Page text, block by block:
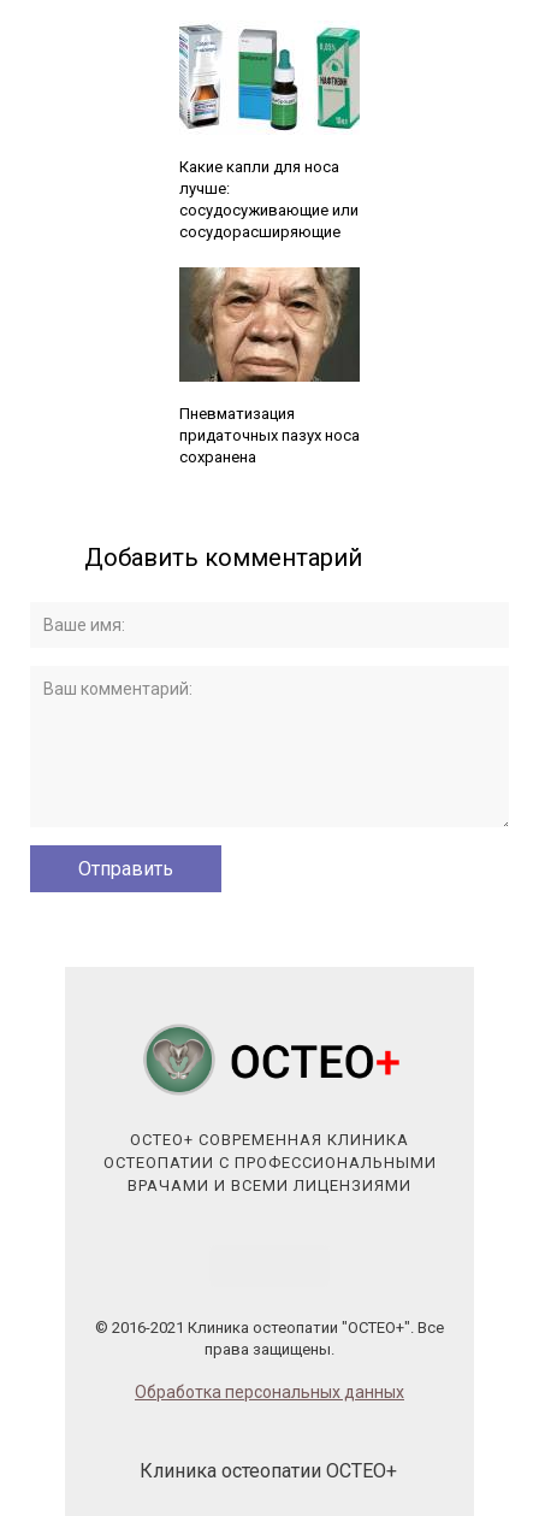
Какие капли для носа
лучше:
сосудосуживающие или
сосудорасширяющие
Пневматизация
придаточных пазух носа
сохранена
Добавить комментарий
ОСТЕО+ СОВРЕМЕННАЯ КЛИНИКА
ОСТЕОПАТИИ С ПРОФЕССИОНАЛЬНЫМИ
ВРАЧАМИ И ВСЕМИ ЛИЦЕНЗИЯМИ
© 2016-2021 Клиника остеопатии "ОСТЕО+". Все
права защищены.
Обработка персональных данных
Клиника остеопатии ОСТЕО+